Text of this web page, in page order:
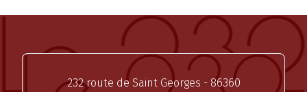
232 route de Saint Georges - 86360